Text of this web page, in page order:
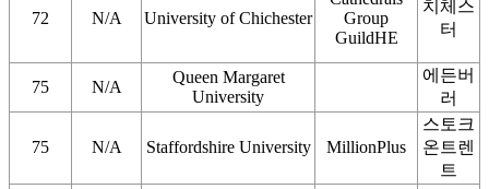
72 N/A University of Chichester
Group
GuildHE
치체스
터
75 N/A
Queen Margaret
University
에든버
러
75 N/A Staffordshire University MillionPlus
스토크
온트렌
트